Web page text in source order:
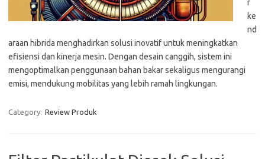
r
ke
nd
araan hibrida menghadirkan solusi inovatif untuk meningkatkan
efisiensi dan kinerja mesin. Dengan desain canggih, sistem ini
mengoptimalkan penggunaan bahan bakar sekaligus mengurangi
emisi, mendukung mobilitas yang lebih ramah lingkungan.
Category: Review Produk